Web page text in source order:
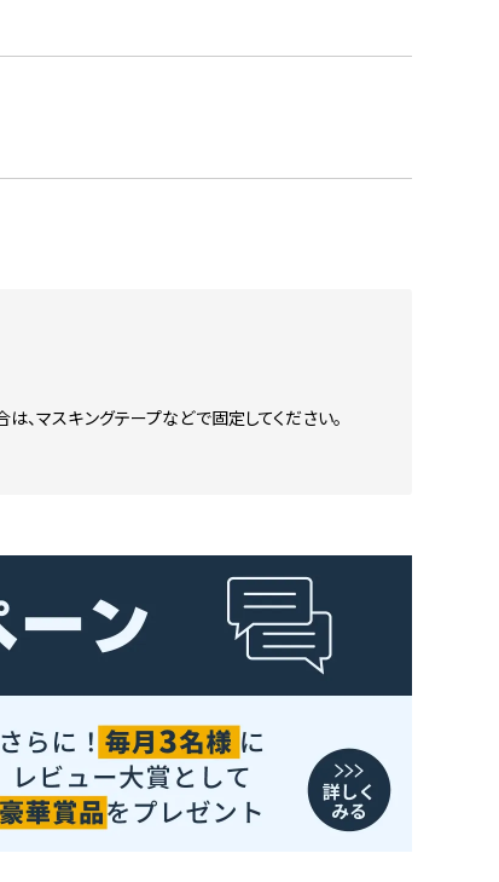
マスキングテープなどで固定してください。